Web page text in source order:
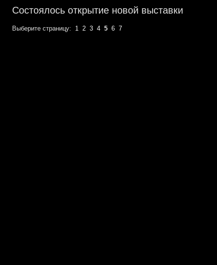
Состоялось открытие новой выставки
Выберите страницу: 1 2 3 4 5 6 7